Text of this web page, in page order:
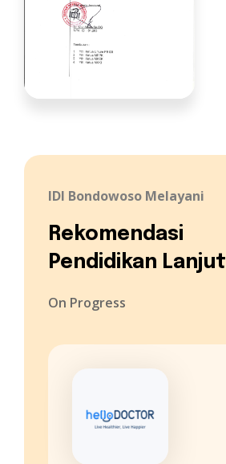
IDI Bondowoso Melayani
Rekomendasi
Pendidikan Lanjut
On Progress